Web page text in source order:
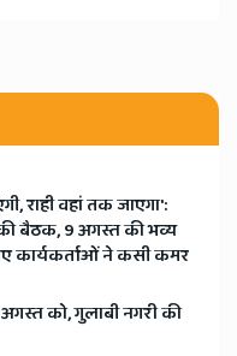
राही वहां तक जाएगा':
बैठक, 9 अगस्त की भव्य
कार्यकर्ताओं ने कसी कमर
को, गुलाबी नगरी की